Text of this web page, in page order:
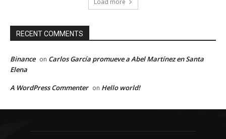
Load more
RECENT COMMENTS
Binance on Carlos García promueve a Abel Martínez en Santa
Elena
A WordPress Commenter on Hello world!